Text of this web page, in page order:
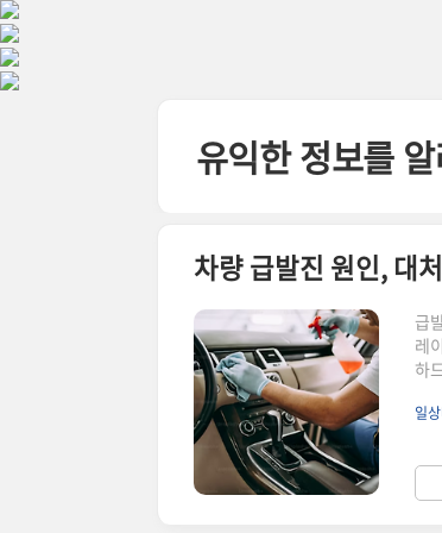
본문 바로가기
유익한 정보를
차량 급발진 원인, 대
급
레
하
레
을
일